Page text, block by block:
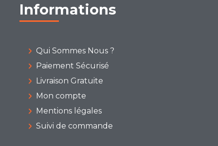
Informations
Qui Sommes Nous ?
Paiement Sécurisé
Livraison Gratuite
Mon compte
Mentions légales
Suivi de commande